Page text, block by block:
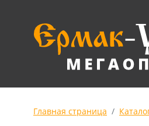
Главная страница